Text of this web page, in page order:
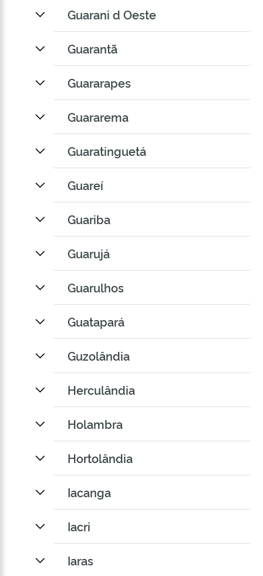
Guarani d Oeste
Guarantã
Guararapes
Guararema
Guaratinguetá
Guareí
Guariba
Guarujá
Guarulhos
Guatapará
Guzolândia
Herculândia
Holambra
Hortolândia
Iacanga
Iacri
Iaras